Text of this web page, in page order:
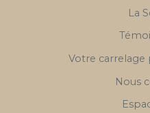
La
Votre carrelage
Nous